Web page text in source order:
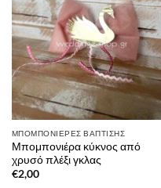
ΜΠΟΜΠΟΝΙΈΡΕΣ ΒΆΠΤΙΣΗΣ
Μπομπονιέρα κύκνος από
χρυσό πλέξι γκλας
€2,00